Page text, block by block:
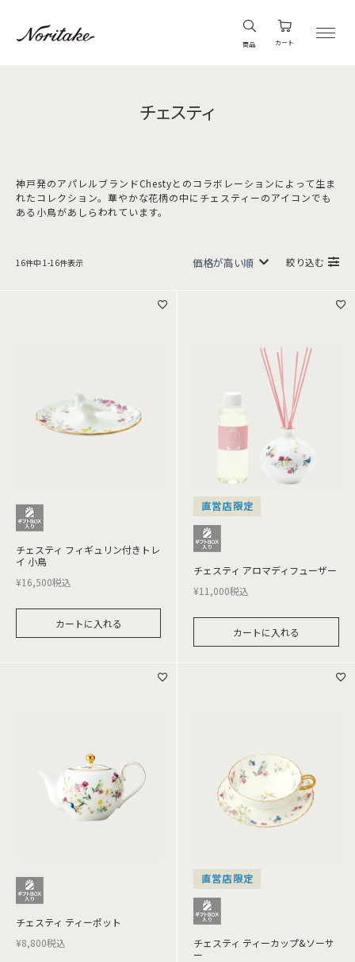
商品 カート
チェスティ
神戸発のアパレルブランドChestyとのコラボレーションによって生ま
れたコレクション。華やかな花柄の中にチェスティーのアイコンでも
ある小鳥があしらわれています。
16件中 1 -16件表示 絞り込む
チェスティ フィギュリン付きトレ
イ 小鳥
¥16,500税込
カートに入れる
直営店限定
チェスティ アロマディフューザー
¥11,000税込
カートに入れる
チェスティ ティーポット
¥8,800税込
直営店限定
チェスティ ティーカップ&ソーサ
ー